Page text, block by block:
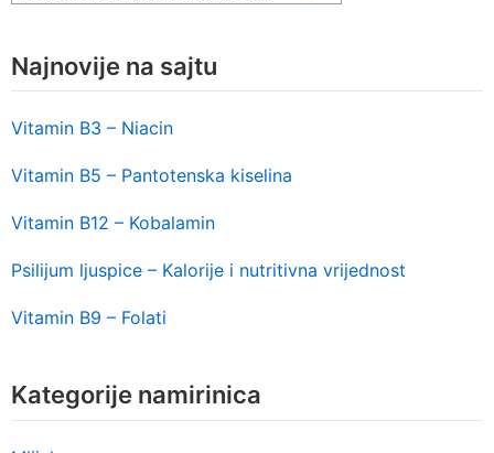
Najnovije na sajtu
Vitamin B3 – Niacin
Vitamin B5 – Pantotenska kiselina
Vitamin B12 – Kobalamin
Psilijum ljuspice – Kalorije i nutritivna vrijednost
Vitamin B9 – Folati
Kategorije namirinica